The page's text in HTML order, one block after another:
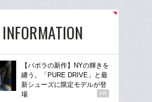
INFORMATION
【バボラの新作】NYの輝きを
纏う。「PURE DRIVE」と最
新シューズに限定モデルが登
場
PR